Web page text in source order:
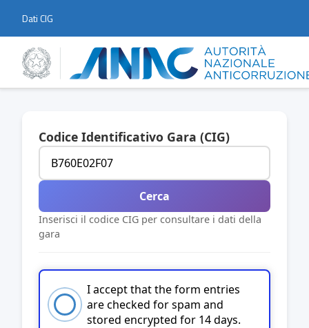
Dati CIG
Codice Identificativo Gara (CIG)
Cerca
Inserisci il codice CIG per consultare i dati della
gara
I accept that the form entries
are checked for spam and
stored encrypted for 14 days.